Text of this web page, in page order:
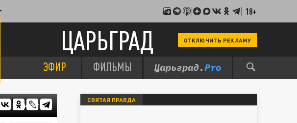
18+
ЦАРЬГРАД ОТКЛЮЧИТЬ РЕКЛАМУ
ЭФИР ФИЛЬМЫ
СВЯТАЯ ПРАВДА